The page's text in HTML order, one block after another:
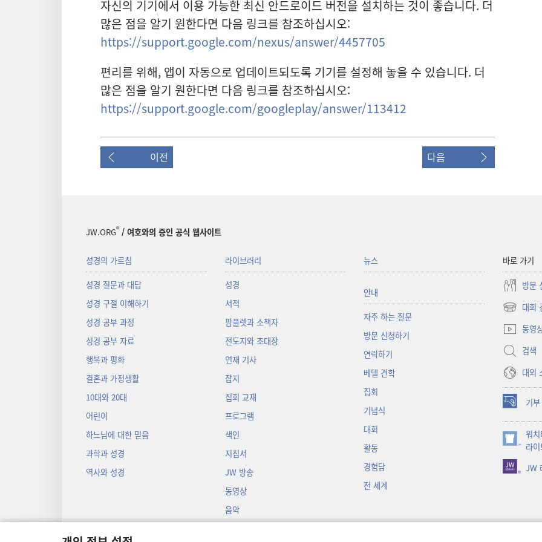
자신의 기기에서 이용 가능한 최신 안드로이드 버전을 설치하는 것이 좋습니다. 더
많은 점을 알기 원한다면 다음 링크를 참조하십시오:
https://support.google.com/nexus/answer/4457705
편리를 위해, 앱이 자동으로 업데이트되도록 기기를 설정해 놓을 수 있습니다. 더
많은 점을 알기 원한다면 다음 링크를 참조하십시오:
https://support.google.com/googleplay/answer/113412
이전 다음
JW.ORG® / 여호와의 증인 공식 웹사이트
성경의 가르침
성경 질문과 대답
성경 구절 이해하기
성경 공부 과정
성경 공부 자료
행복과 평화
결혼과 가정생활
10대와 20대
어린이
하느님에 대한 믿음
과학과 성경
역사와 성경
라이브러리
성경
서적
팜플렛과 소책자
전도지와 초대장
연재 기사
잡지
집회 교재
프로그램
색인
지침서
JW 방송
동영상
음악
뉴스
안내
자주 하는 질문
방문 신청하기
연락하기
베델 견학
집회
기념식
대회
활동
경험담
전 세계
바로 가기
방문
대회
(새로운
창
동영
검색
대외
기부
(새로운
창
열기)
워
라
(새로운
창
열기) JW